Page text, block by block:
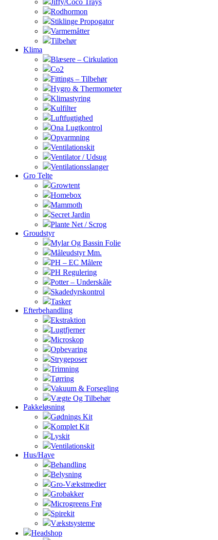
Jiffy/Coco Trays
Rodhormon
Stiklinge Propogator
Varmemåtter
Tilbehør
Klima
Blæsere – Cirkulation
Co2
Fittings – Tilbehør
Hygro & Thermometer
Klimastyring
Kulfilter
Luftfugtighed
Ona Lugtkontrol
Opvarmning
Ventilationskit
Ventilator / Udsug
Ventilationsslanger
Gro Telte
Growtent
Homebox
Mammoth
Secret Jardin
Plante Net / Scrog
Groudstyr
Mylar Og Bassin Folie
Måleudstyr Mm.
PH – EC Målere
PH Regulering
Potter – Underskåle
Skadedyrskontrol
Tasker
Efterbehandling
Ekstraktion
Lugtfjerner
Microskop
Opbevaring
Strygeposer
Trimning
Tørring
Vakuum & Forsegling
Vægte Og Tilbehør
Pakkeløsning
Gødnings Kit
Komplet Kit
Lyskit
Ventilationskit
Hus/Have
Behandling
Belysning
Gro-Vækstmedier
Grobakker
Microgreens Frø
Spirekit
Vækstsysteme
Headshop